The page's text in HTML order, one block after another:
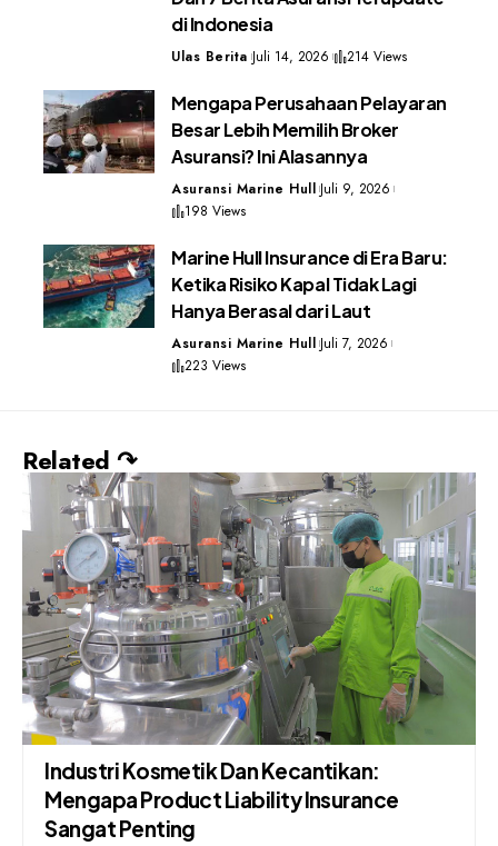
di Indonesia
Ulas Berita Juli 14, 2026 214 Views
Mengapa Perusahaan Pelayaran
Besar Lebih Memilih Broker
Asuransi? Ini Alasannya
Asuransi Marine Hull Juli 9, 2026
198 Views
Marine Hull Insurance di Era Baru:
Ketika Risiko Kapal Tidak Lagi
Hanya Berasal dari Laut
Asuransi Marine Hull Juli 7, 2026
223 Views
Related ↷
Industri Kosmetik Dan Kecantikan:
Mengapa Product Liability Insurance
Sangat Penting